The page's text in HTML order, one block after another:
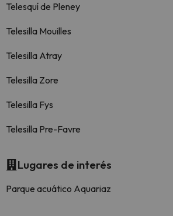
Telesquí de Pleney
Telesilla Mouilles
Telesilla Atray
Telesilla Zore
Telesilla Fys
Telesilla Pre-Favre
Lugares de interés
Parque acuático Aquariaz